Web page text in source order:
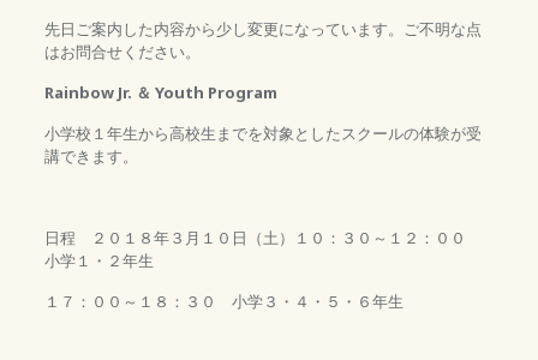
先日ご案内した内容から少し変更になっています。ご不明な点
はお問合せください。
Rainbow Jr. ＆ Youth Program
小学校１年生から高校生までを対象としたスクールの体験が受
講できます。
日程 ２０１８年３月１０日（土）１０：３０～１２：００
小学１・２年生
１７：００～１８：３０ 小学３・４・５・６年生